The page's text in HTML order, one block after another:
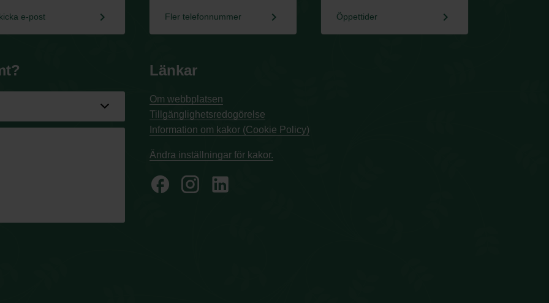
e-post keyboard_arrow_right Fler telefonnummer keyboard_arrow_right Öppettider keyboard_arrow_right
Länkar
Om webbplatsen
Tillgänglighetsredogörelse
Information om kakor (Cookie Policy)
Ändra inställningar för kakor.
facebook